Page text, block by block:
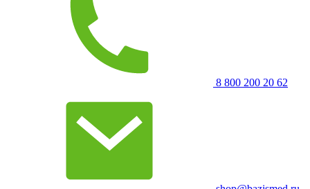
8 800 200 20 62